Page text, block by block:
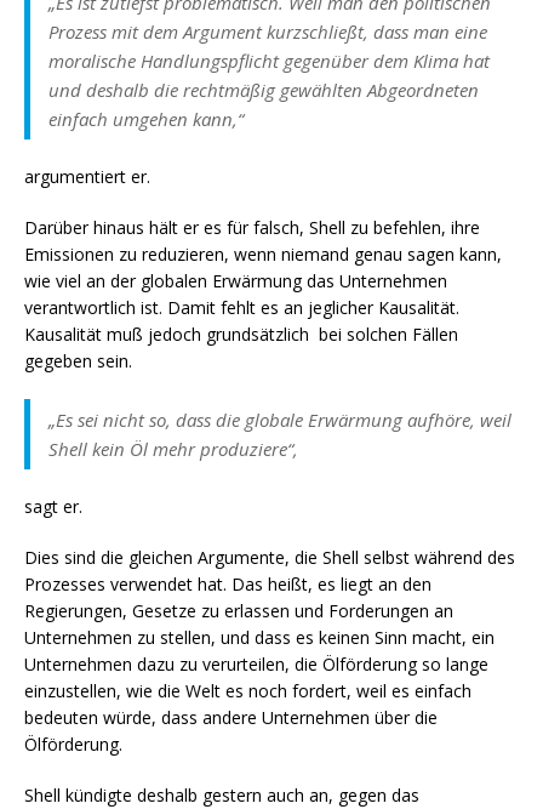
Prozess mit dem Argument kurzschließt, dass man eine
moralische Handlungspflicht gegenüber dem Klima hat
und deshalb die rechtmäßig gewählten Abgeordneten
einfach umgehen kann,“
argumentiert er.
Darüber hinaus hält er es für falsch, Shell zu befehlen, ihre
Emissionen zu reduzieren, wenn niemand genau sagen kann,
wie viel an der globalen Erwärmung das Unternehmen
verantwortlich ist. Damit fehlt es an jeglicher Kausalität.
Kausalität muß jedoch grundsätzlich bei solchen Fällen
gegeben sein.
„Es sei nicht so, dass die globale Erwärmung aufhöre, weil
Shell kein Öl mehr produziere“,
sagt er.
Dies sind die gleichen Argumente, die Shell selbst während des
Prozesses verwendet hat. Das heißt, es liegt an den
Regierungen, Gesetze zu erlassen und Forderungen an
Unternehmen zu stellen, und dass es keinen Sinn macht, ein
Unternehmen dazu zu verurteilen, die Ölförderung so lange
einzustellen, wie die Welt es noch fordert, weil es einfach
bedeuten würde, dass andere Unternehmen über die
Ölförderung.
Shell kündigte deshalb gestern auch an, gegen das